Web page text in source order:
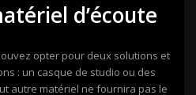
d’écoute
opter pour deux solutions et
: un casque de studio ou des
autre matériel ne fournira pas le